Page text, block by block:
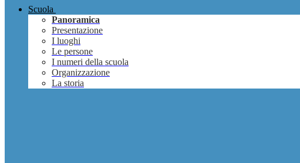
Scuola
Panoramica
Presentazione
I luoghi
Le persone
I numeri della scuola
Organizzazione
La storia